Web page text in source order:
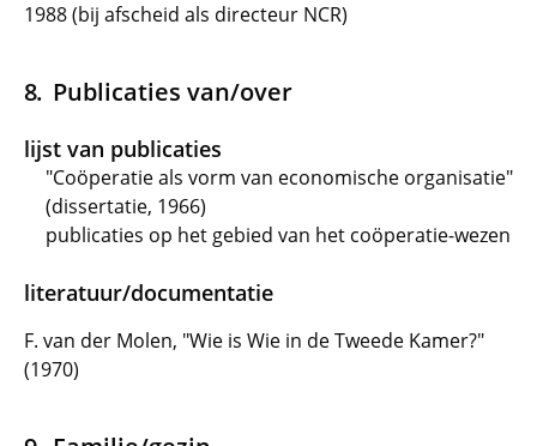
1988 (bij afscheid als directeur NCR)
Publicaties van/over
lijst van publicaties
"Coöperatie als vorm van economische organisatie"
(dissertatie, 1966)
publicaties op het gebied van het coöperatie-wezen
literatuur/documentatie
F. van der Molen, "Wie is Wie in de Tweede Kamer?"
(1970)